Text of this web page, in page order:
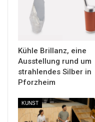
Kühle Brillanz, eine
Ausstellung rund um
strahlendes Silber in
Pforzheim
KUNST